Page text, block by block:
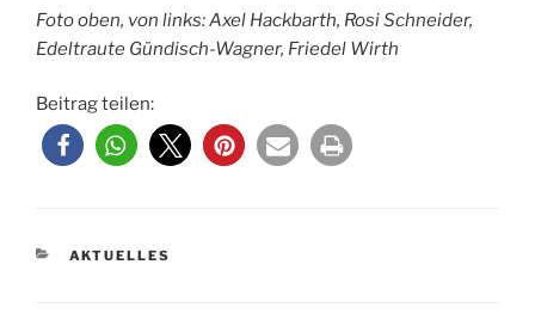
Foto oben, von links: Axel Hackbarth, Rosi Schneider,
Edeltraute Gündisch-Wagner, Friedel Wirth
Beitrag teilen:
KATEGORIEN
AKTUELLES